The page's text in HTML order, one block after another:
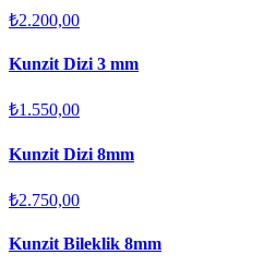
₺2.200,00
Kunzit Dizi 3 mm
₺1.550,00
Kunzit Dizi 8mm
₺2.750,00
Kunzit Bileklik 8mm